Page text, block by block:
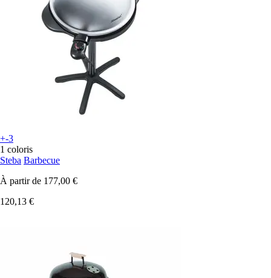
+-3
1 coloris
Steba Barbecue
À partir de 177,00 €
120,13 €